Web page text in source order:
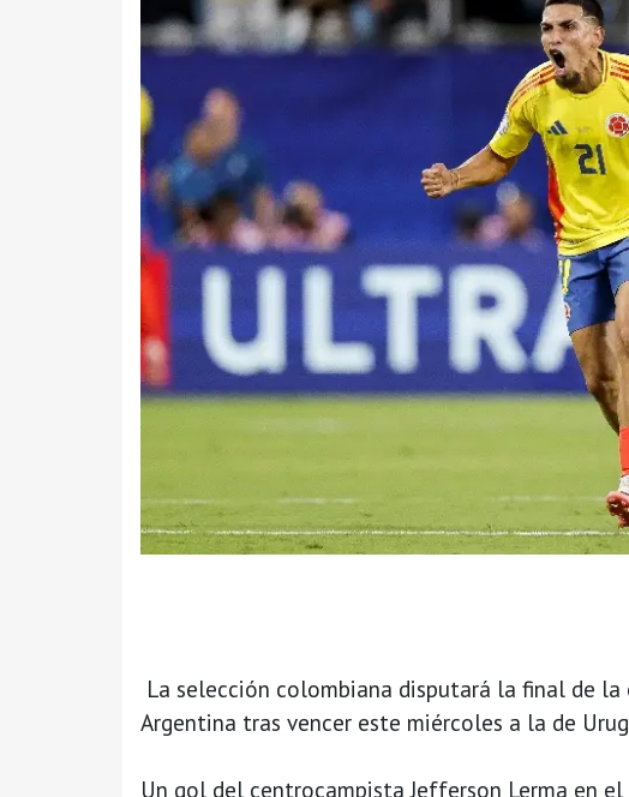
La selección colombiana disputará la final de la
Argentina tras vencer este miércoles a la de
Un gol del centrocampista Jefferson Lerma en